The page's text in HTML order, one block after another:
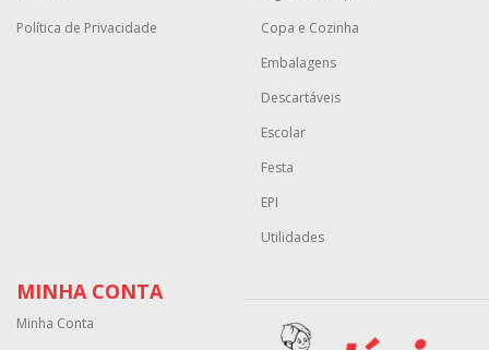
Política de Privacidade
Copa e Cozinha
Embalagens
Descartáveis
Escolar
Festa
EPI
Utilidades
MINHA CONTA
Minha Conta